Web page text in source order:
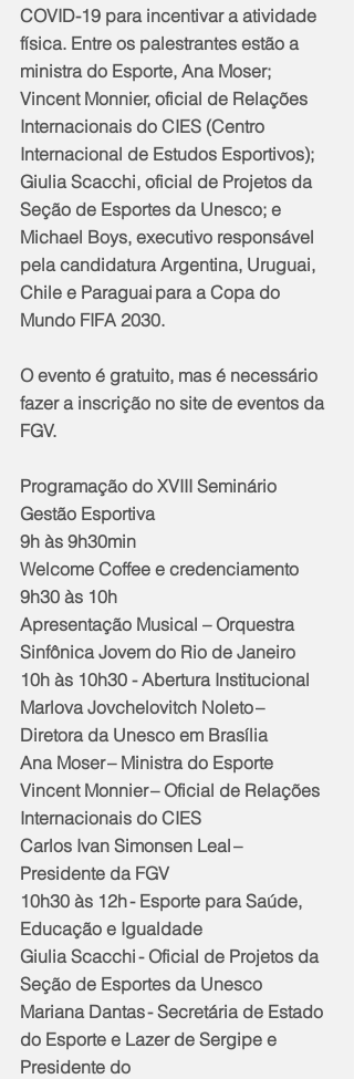
COVID-19 para incentivar a atividade
física. Entre os palestrantes estão a
ministra do Esporte, Ana Moser;
Vincent Monnier, oficial de Relações
Internacionais do CIES (Centro
Internacional de Estudos Esportivos);
Giulia Scacchi, oficial de Projetos da
Seção de Esportes da Unesco; e
Michael Boys, executivo responsável
pela candidatura Argentina, Uruguai,
Chile e Paraguai para a Copa do
Mundo FIFA 2030.
O evento é gratuito, mas é necessário
fazer a inscrição no site de eventos da
FGV.
Programação do XVIII Seminário
Gestão Esportiva
9h às 9h30min
Welcome Coffee e credenciamento
9h30 às 10h
Apresentação Musical – Orquestra
Sinfônica Jovem do Rio de Janeiro
10h às 10h30 - Abertura Institucional
Marlova Jovchelovitch Noleto –
Diretora da Unesco em Brasília
Ana Moser – Ministra do Esporte
Vincent Monnier – Oficial de Relações
Internacionais do CIES
Carlos Ivan Simonsen Leal –
Presidente da FGV
10h30 às 12h - Esporte para Saúde,
Educação e Igualdade
Giulia Scacchi - Oficial de Projetos da
Seção de Esportes da Unesco
Mariana Dantas - Secretária de Estado
do Esporte e Lazer de Sergipe e
Presidente do